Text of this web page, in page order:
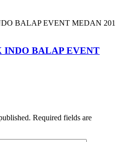
INDO BALAP EVENT
Required fields are